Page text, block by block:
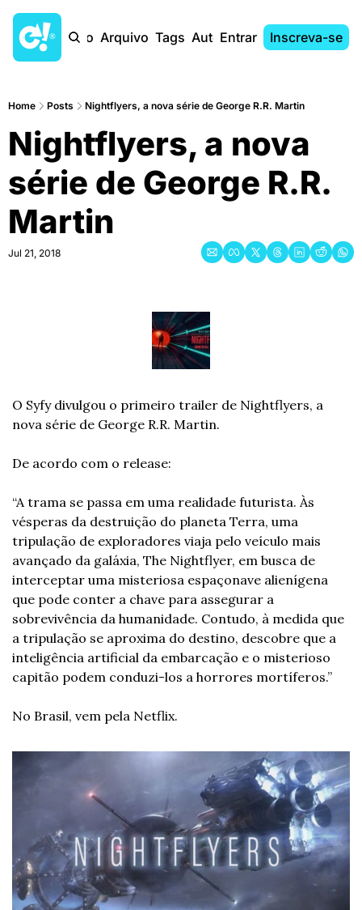
Início Arquivo Tags AutoresEntrar Inscreva-se
Home Posts Nightflyers, a nova série de George R.R. Martin
Nightflyers, a nova
série de George R.R.
Martin
Jul 21, 2018
O Syfy divulgou o primeiro trailer de Nightflyers, a
nova série de George R.R. Martin.
De acordo com o release:
“A trama se passa em uma realidade futurista. Às
vésperas da destruição do planeta Terra, uma
tripulação de exploradores viaja pelo veículo mais
avançado da galáxia, The Nightflyer, em busca de
interceptar uma misteriosa espaçonave alienígena
que pode conter a chave para assegurar a
sobrevivência da humanidade. Contudo, à medida que
a tripulação se aproxima do destino, descobre que a
inteligência artificial da embarcação e o misterioso
capitão podem conduzi-los a horrores mortíferos.”
No Brasil, vem pela Netflix.